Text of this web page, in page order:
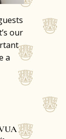
our
a